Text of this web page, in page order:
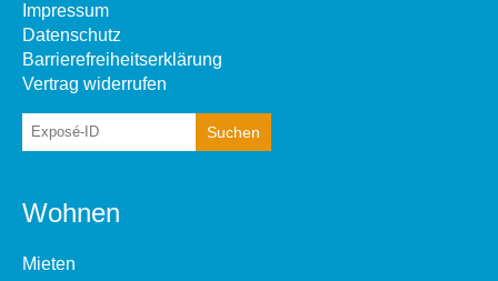
Impressum
Datenschutz
Barrierefreiheitserklärung
Vertrag widerrufen
Wohnen
Mieten